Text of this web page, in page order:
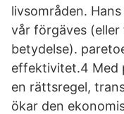
livsområden.
vår förgäves
betydelse).
effektivitet.4 Med
en rättsregel,
ökar den